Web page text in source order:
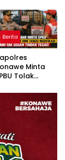
Dibalas
Tidak
Terbuka
Berita
Minta
Tolak
Modifikasi: Kami
Tak Segan
Tindak Tegas!